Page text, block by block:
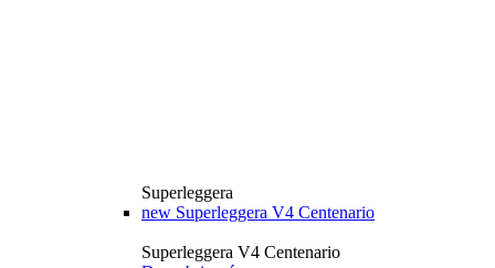
Superleggera
new Superleggera V4 Centenario
Superleggera V4 Centenario